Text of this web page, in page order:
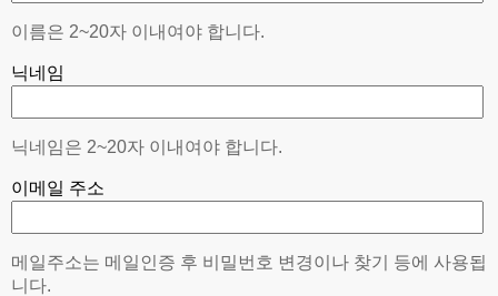
이름은 2~20자 이내여야 합니다.
닉네임
닉네임은 2~20자 이내여야 합니다.
이메일 주소
메일주소는 메일인증 후 비밀번호 변경이나 찾기 등에 사용됩
니다.